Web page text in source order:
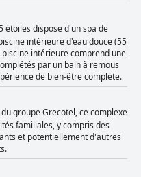
étoiles dispose d'un spa de
intérieure d'eau douce (55
intérieure comprend une
par un bain à remous
de bien-être complète.
groupe Grecotel, ce complexe
familiales, y compris des
et potentiellement d'autres